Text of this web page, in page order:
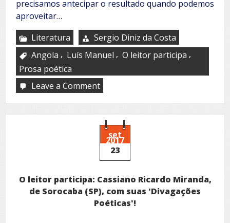
precisamos antecipar o resultado quando podemos
aproveitar…
Literatura
Sergio Diniz da Costa
Angola , Luís Manuel , O leitor participa ,
Prosa poética
Leave a Commenton
começo
ao
fim…
meio
vale
muito
set
2017
23
O leitor participa: Cassiano Ricardo Miranda,
de Sorocaba (SP), com suas 'Divagações
Poéticas'!